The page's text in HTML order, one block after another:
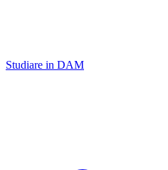
Studiare in DAM